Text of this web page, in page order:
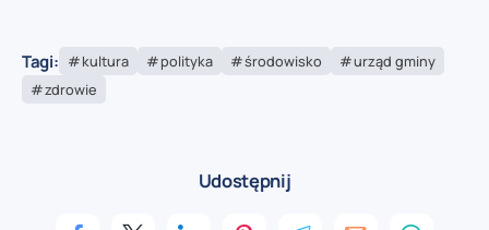
Tagi: kultura polityka środowisko
urząd gminy
zdrowie
Udostępnij